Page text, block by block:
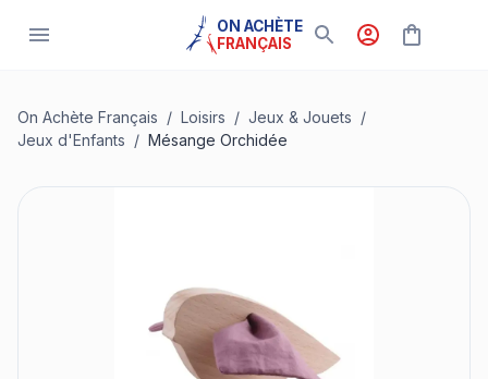
ON ACHÈTE
FRANÇAIS
On Achète Français / Loisirs / Jeux & Jouets /
Jeux d'Enfants / Mésange Orchidée